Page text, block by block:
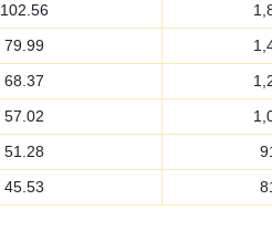
102.56
79.99
68.37
57.02
51.28
45.53